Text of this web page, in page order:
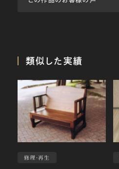
類似した実績
修理・再生